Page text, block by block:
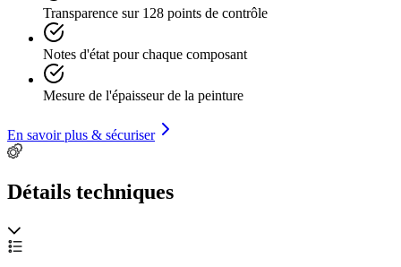
Transparence sur 128 points de contrôle
Notes d'état pour chaque composant
Mesure de l'épaisseur de la peinture
En savoir plus & sécuriser
Détails techniques